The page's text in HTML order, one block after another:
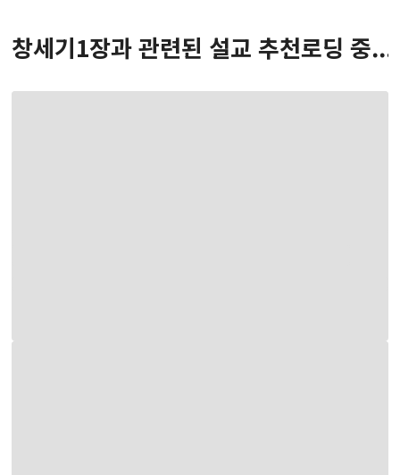
창세기1장과 관련된 설교 추천로딩 중...